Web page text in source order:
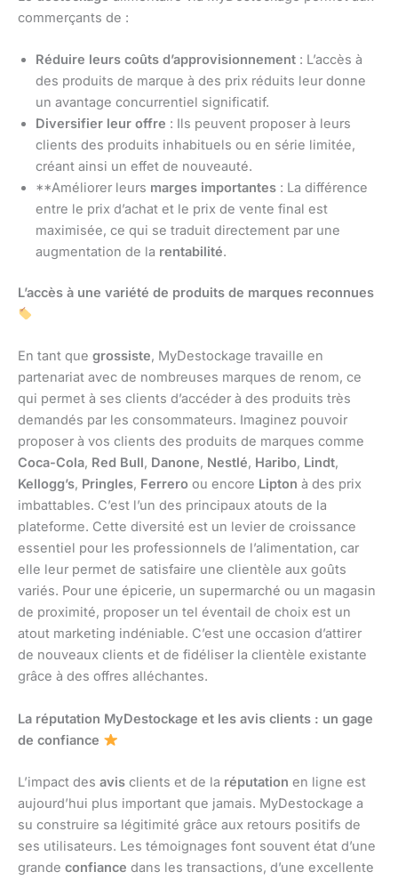
commerçants de :
Réduire leurs coûts d’approvisionnement : L’accès à
des produits de marque à des prix réduits leur donne
un avantage concurrentiel significatif.
Diversifier leur offre : Ils peuvent proposer à leurs
clients des produits inhabituels ou en série limitée,
créant ainsi un effet de nouveauté.
**Améliorer leurs marges importantes : La différence
entre le prix d’achat et le prix de vente final est
maximisée, ce qui se traduit directement par une
augmentation de la rentabilité.
L’accès à une variété de produits de marques reconnues
En tant que grossiste, MyDestockage travaille en
partenariat avec de nombreuses marques de renom, ce
qui permet à ses clients d’accéder à des produits très
demandés par les consommateurs. Imaginez pouvoir
proposer à vos clients des produits de marques comme
Coca-Cola, Red Bull, Danone, Nestlé, Haribo, Lindt,
Kellogg’s, Pringles, Ferrero ou encore Lipton à des prix
imbattables. C’est l’un des principaux atouts de la
plateforme. Cette diversité est un levier de croissance
essentiel pour les professionnels de l’alimentation, car
elle leur permet de satisfaire une clientèle aux goûts
variés. Pour une épicerie, un supermarché ou un magasin
de proximité, proposer un tel éventail de choix est un
atout marketing indéniable. C’est une occasion d’attirer
de nouveaux clients et de fidéliser la clientèle existante
grâce à des offres alléchantes.
La réputation MyDestockage et les avis clients : un gage
de confiance
L’impact des avis clients et de la réputation en ligne est
aujourd’hui plus important que jamais. MyDestockage a
su construire sa légitimité grâce aux retours positifs de
ses utilisateurs. Les témoignages font souvent état d’une
grande confiance dans les transactions, d’une excellente